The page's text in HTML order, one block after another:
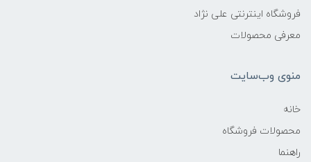
فروشگاه اینترنتی علی نژاد
معرفی محصولات
منوی وب‌سایت
خانه
محصولات فروشگاه
راهنما